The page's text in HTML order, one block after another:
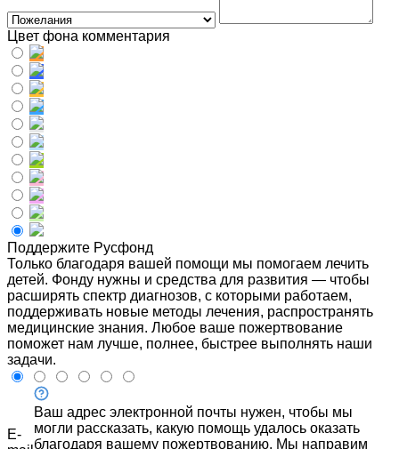
Цвет фона комментария
Поддержите Русфонд
Только благодаря вашей помощи мы помогаем лечить
детей. Фонду нужны и средства для развития — чтобы
расширять спектр диагнозов, с которыми работаем,
поддерживать новые методы лечения, распространять
медицинские знания. Любое ваше пожертвование
поможет нам лучше, полнее, быстрее выполнять наши
задачи.
E-
Ваш адрес электронной почты нужен, чтобы мы
могли рассказать, какую помощь удалось оказать
благодаря вашему пожертвованию. Мы направим